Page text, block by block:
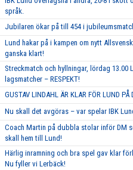
språk.
Jubilaren ökar på till 454 i
Lund hakar på i kampen om nytt
ganska klart!
Streckmatch och hyllningar, lördag 13.00
lagsmatcher – RESPEKT!
GUSTAV LINDAHL ÄR KLAR FÖR LUND PÅ
Nu skall det avgöras – var spelar IBK
Coach Martin på dubbla stolar inför DM
skall hem till Lund!
Härlig inramning och bra spel gav klar
Nu fyller vi Lerbäck!